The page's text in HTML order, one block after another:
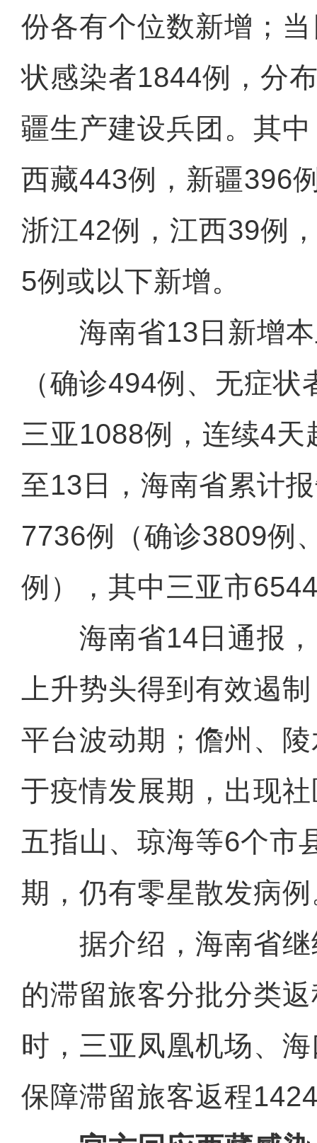
份各有个位数新增；
状感染者1844例，分
疆生产建设兵团。其
西藏443例，新疆396
浙江42例，江西39例
5例或以下新增。
海南省13日新增本
（确诊494例、无症
三亚1088例，连续4
至13日，海南省累计
7736例（确诊3809例
例），其中三亚市
海南省14日通报，
上升势头得到有效遏
平台波动期；儋州、
于疫情发展期，出现
五指山、琼海等6个市
期，仍有零星散发病
据介绍，海南省继
的滞留旅客分批分类
时，三亚凤凰机场、
保障滞留旅客返程